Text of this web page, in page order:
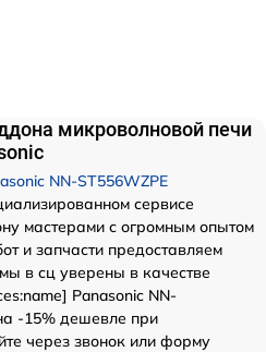
микроволновой печи
NN-ST556WZPE
сервисе
мастерами с огромным опытом
и запчасти предоставляем
в сц уверены в качестве
Panasonic NN-
-15% дешевле при
через звонок или форму